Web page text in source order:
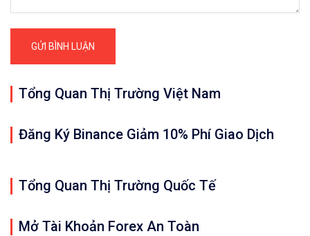
Tổng Quan Thị Trường Việt Nam
Đăng Ký Binance Giảm 10% Phí Giao Dịch
Tổng Quan Thị Trường Quốc Tế
Mở Tài Khoản Forex An Toàn